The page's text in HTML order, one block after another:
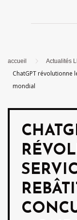
accueil 5 Actualités
ChatGPT révolutionne
mondial